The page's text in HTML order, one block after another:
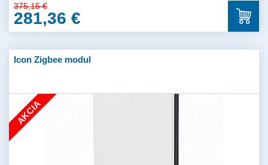
375,15 €
281,36 €
Icon Zigbee modul
AKCIA